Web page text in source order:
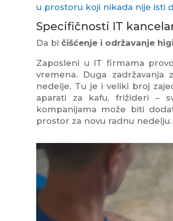
u prostoru koji nikada nije isti
Specifičnosti IT
Da bi čišćenje i održavanje
Zaposleni u IT firmama
vremena. Duga
nedelje. Tu je i veliki broj
aparati za kafu, frižideri –
kompanijama može biti
prostor za novu radnu nedelju.